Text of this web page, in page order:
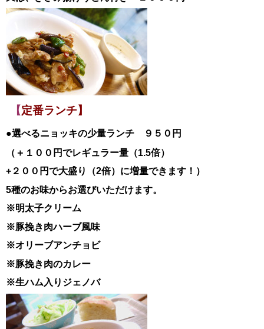
【定番ランチ】
●選べるニョッキの少量ランチ ９５０円
（＋１００円でレギュラー量（1.5倍）
+２００円で大盛り（2倍）に増量できます！）
5種のお味からお選びいただけます。
※明太子クリーム
※豚挽き肉ハーブ風味
※オリーブアンチョビ
※豚挽き肉のカレー
※生ハム入りジェノバ